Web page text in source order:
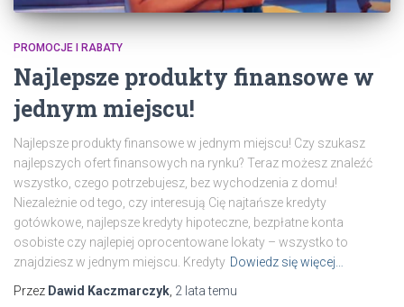
PROMOCJE I RABATY
Najlepsze produkty finansowe w
jednym miejscu!
Najlepsze produkty finansowe w jednym miejscu! Czy szukasz
najlepszych ofert finansowych na rynku? Teraz możesz znaleźć
wszystko, czego potrzebujesz, bez wychodzenia z domu!
Niezależnie od tego, czy interesują Cię najtańsze kredyty
gotówkowe, najlepsze kredyty hipoteczne, bezpłatne konta
osobiste czy najlepiej oprocentowane lokaty – wszystko to
znajdziesz w jednym miejscu. Kredyty Dowiedz się więcej…
Przez Dawid Kaczmarczyk 2 latatemu